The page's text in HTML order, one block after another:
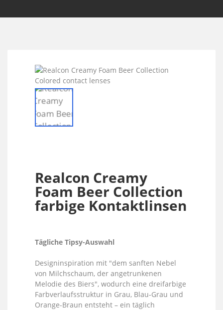
Realcon Creamy
Foam Beer Collection
farbige Kontaktlinsen
Tägliche Tipsy-Auswahl
Designinspiration mit "dem sanften Nebel
von Milchschaum, der angetrunkenen
Melodie des Biers", wodurch eine dreifarbige
Farbverlaufsstruktur in Grau, Blau-Grau und
Orange-Braun entsteht – ein täglich